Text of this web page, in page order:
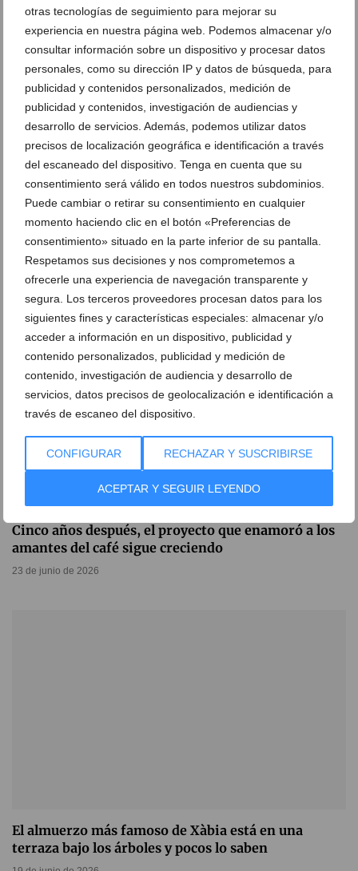
otras tecnologías de seguimiento para mejorar su
experiencia en nuestra página web. Podemos almacenar y/o
consultar información sobre un dispositivo y procesar datos
personales, como su dirección IP y datos de búsqueda, para
publicidad y contenidos personalizados, medición de
publicidad y contenidos, investigación de audiencias y
desarrollo de servicios. Además, podemos utilizar datos
precisos de localización geográfica e identificación a través
del escaneado del dispositivo. Tenga en cuenta que su
consentimiento será válido en todos nuestros subdominios.
Puede cambiar o retirar su consentimiento en cualquier
momento haciendo clic en el botón «Preferencias de
consentimiento» situado en la parte inferior de su pantalla.
Respetamos sus decisiones y nos comprometemos a
ofrecerle una experiencia de navegación transparente y
segura. Los terceros proveedores procesan datos para los
siguientes fines y características especiales: almacenar y/o
acceder a información en un dispositivo, publicidad y
contenido personalizados, publicidad y medición de
contenido, investigación de audiencia y desarrollo de
servicios, datos precisos de geolocalización e identificación a
través de escaneo del dispositivo.
CONFIGURAR RECHAZAR Y SUSCRIBIRSE
ACEPTAR Y SEGUIR LEYENDO
Matcha helado, hamburguesas gourmet y brisa
marina: así es el plan del verano en Xàbia
Cinco años después, el proyecto que enamoró a los
amantes del café sigue creciendo
23 de junio de 2026
El almuerzo más famoso de Xàbia está en una
terraza bajo los árboles y pocos lo saben